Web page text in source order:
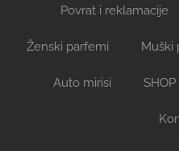
Povrat i reklamacije
Ženski parfemi Muški
Auto mirisi SHOP